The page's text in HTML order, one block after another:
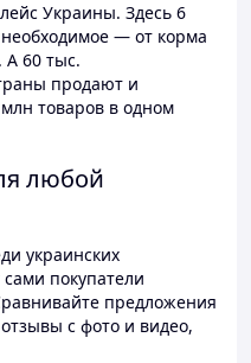
Украины. Здесь 6
— от корма
А 60 тыс.
продают и
товаров в одном
любой
украинских
покупатели
предложения
с фото и видео,